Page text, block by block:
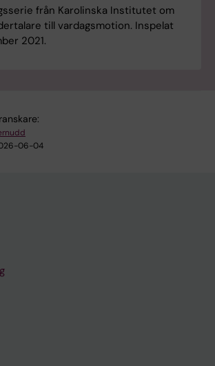
från Karolinska Institutet om
till vardagsmotion. Inspelat
2021.
06-04